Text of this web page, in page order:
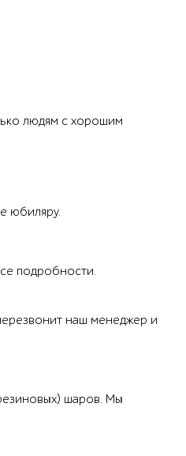
людям с хорошим
юбиляру.
подробности.
наш менеджер и
шаров. Мы